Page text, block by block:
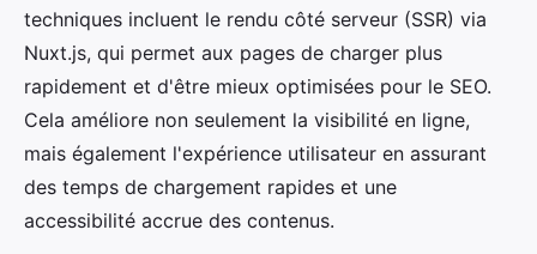
techniques incluent le rendu côté serveur (SSR) via
Nuxt.js, qui permet aux pages de charger plus
rapidement et d'être mieux optimisées pour le SEO.
Cela améliore non seulement la visibilité en ligne,
mais également l'expérience utilisateur en assurant
des temps de chargement rapides et une
accessibilité accrue des contenus.